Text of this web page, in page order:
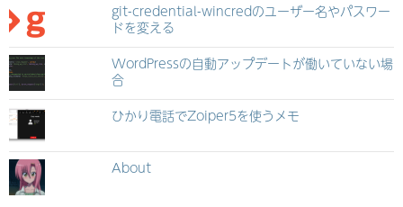
git-credential-wincredのユーザー名やパスワー
ドを変える
WordPressの自動アップデートが働いていない場
合
ひかり電話でZoiper5を使うメモ
About